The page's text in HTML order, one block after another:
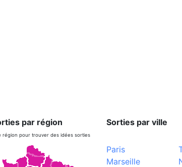
par région
région pour trouver des idées sorties
Sorties par ville
Paris
Marseille